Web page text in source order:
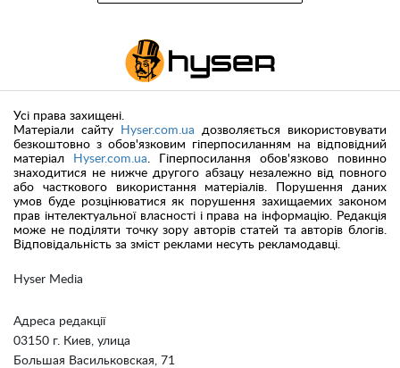
Hyser Media
Адреса редакції
03150 г. Киев, улица
Большая Васильковская, 71
Усі права захищені.
Матеріали сайту
Hyser.com.ua дозволяється використовувати
безкоштовно з обов'язковим гіперпосиланням на відповідний
матеріал
Hyser.com.ua. Гіперпосилання обов'язково повинно
знаходитися не нижче другого абзацу незалежно від повного
або часткового використання матеріалів. Порушення даних
умов буде розцінюватися як порушення захищаемих законом
прав інтелектуальної власності і права на інформацію. Редакція
може не поділяти точку зору авторів статей та авторів блогів.
Відповідальність за зміст реклами несуть рекламодавці.